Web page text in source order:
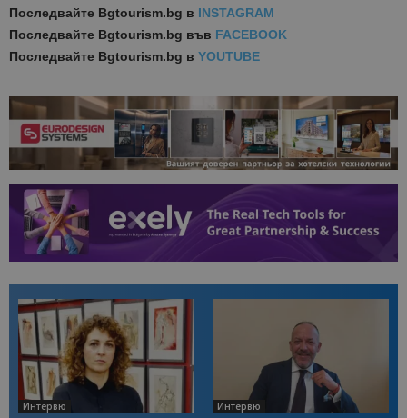
Последвайте Bgtourism.bg в INSTAGRAM
Последвайте Bgtourism.bg във FACEBOOK
Последвайте Bgtourism.bg в YOUTUBE
Интервю Интервю